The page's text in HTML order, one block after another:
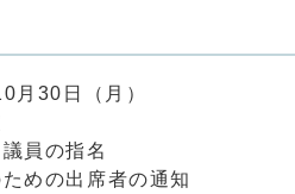
月30日（月）
員の指名
めの出席者の通知